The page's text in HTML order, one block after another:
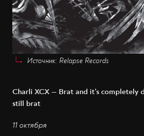
Источник: Relapse Records
Charli XCX — Brat and it’s completely
still brat
11 октября